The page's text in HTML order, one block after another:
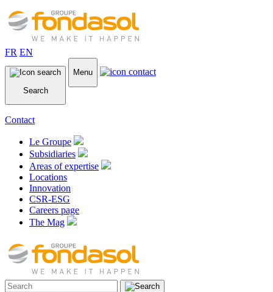
FR EN
Search
Menu
Contact
Le Groupe
Subsidiaries
Areas of expertise
Locations
Innovation
CSR-ESG
Careers page
The Mag